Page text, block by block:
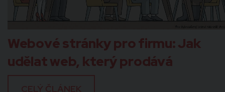
Webové stránky pro firmu: Jak
udělat web, který prodává